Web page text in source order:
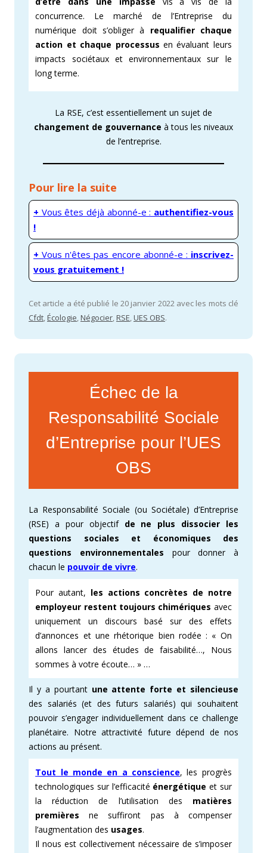
concurrence. Le marché de l’Entreprise du
numérique doit s’obliger à requalifier chaque
action et chaque processus en évaluant leurs
impacts sociétaux et environnementaux sur le
long terme.
La RSE, c’est essentiellement un sujet de
changement de gouvernance à tous les niveaux
de l’entreprise.
Pour lire la suite
+ Vous êtes déjà abonné-e : authentifiez-vous
!
+ Vous n'êtes pas encore abonné-e : inscrivez-
vous gratuitement !
Cet article a été publié le 20 janvier 2022 avec les mots clé
Cfdt,Écologie,Négocier,RSE,UES OBS.
Échec de la
Responsabilité Sociale
d’Entreprise pour l’UES
OBS
La Responsabilité Sociale (ou Sociétale) d’Entreprise
(RSE) a pour objectif de ne plus dissocier les
questions sociales et économiques des
questions environnementales pour donner à
chacun le pouvoir de vivre.
Pour autant, les actions concrètes de notre
employeur restent toujours chimériques avec
uniquement un discours basé sur des effets
d’annonces et une rhétorique bien rodée : « On
allons lancer des études de faisabilité…, Nous
sommes à votre écoute… » …
Il y a pourtant une attente forte et silencieuse
des salariés (et des futurs salariés) qui souhaitent
pouvoir s’engager individuellement dans ce challenge
planétaire. Notre attractivité future dépend de nos
actions au présent.
Tout le monde en a conscience, les progrès
technologiques sur l’efficacité énergétiqueet sur
la réduction de l’utilisation des matières
premières ne suffiront pas à compenser
l’augmentation des usages.
Il nous est collectivement nécessaire de s’imposer